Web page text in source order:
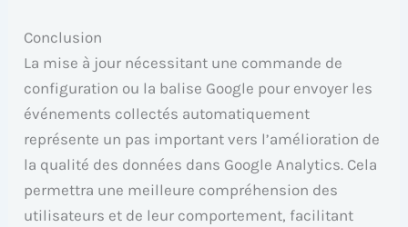
Conclusion
La mise à jour nécessitant une commande de
configuration ou la balise Google pour envoyer les
événements collectés automatiquement
représente un pas important vers l’amélioration de
la qualité des données dans Google Analytics. Cela
permettra une meilleure compréhension des
utilisateurs et de leur comportement, facilitant